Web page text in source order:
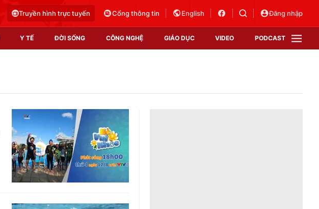
Truyền hình trực tuyến Cổng thông tin English Đăng nhập
Y TẾ ĐỜI SỐNG CÔNG NGHỆ GIÁO DỤC VIDEO PODCAST
Shorts video
Podcast
EMagazine
Photo
VTV Sức khoẻ